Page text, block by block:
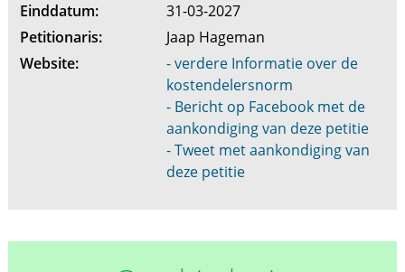
Einddatum:
31-03-2027
Petitionaris:
Jaap Hageman
Website:
- verdere Informatie over de
kostendelersnorm
- Bericht op Facebook met de
aankondiging van deze petitie
- Tweet met aankondiging van
deze petitie